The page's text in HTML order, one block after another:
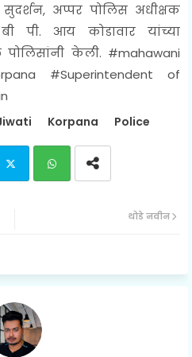
अप्पर पोलिस अधीक्षक
पी. आय कोडावार यांच्या
पोलिसांनी केली. #mahawani
#Superintendent of
Korpana Police
ap
थोडे नवीन